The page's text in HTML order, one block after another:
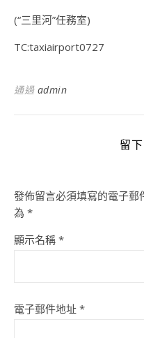
(“三里河”任務室)
TC:taxiairport0727
通過 admin
留
發佈留言必須填寫的電子郵
為 *
顯示名稱 *
電子郵件地址 *